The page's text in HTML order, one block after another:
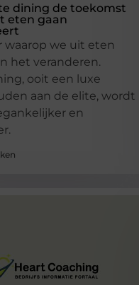
dining de toekomst
eten gaan
waarop we uit eten
het veranderen.
ooit een luxe
aan de elite, wordt
en